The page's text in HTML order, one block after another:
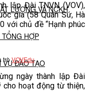
LƯỢNG VÀ NCKH
HỢP
VỤ ĐÀO TẠO
lập Đài TNVN (VOV),
gia (58 Quán Sứ, Hà
với chủ đề “Hạnh phúc
tròVOVEdu
ngày thành lập Đài
cho hoạt động từ thiện,